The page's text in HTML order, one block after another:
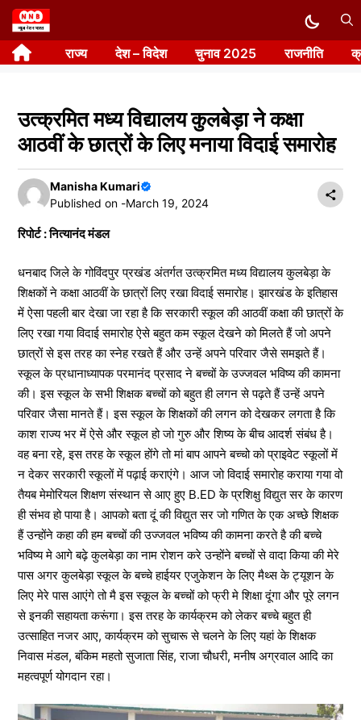
Skip
to
content राज्य देश – विदेश चुनाव 2025 राजनीति
उत्क्रमित मध्य विद्यालय कुलबेड़ा ने कक्षा
आठवीं के छात्रों के लिए मनाया विदाई समारोह
Manisha Kumari
Published on -March 19, 2024
रिपोर्ट : नित्यानंद मंडल
धनबाद जिले के गोविंदपुर प्रखंड अंतर्गत उत्क्रमित मध्य विद्यालय कुलबेड़ा के
शिक्षकों ने कक्षा आठवीं के छात्रों लिए रखा विदाई समारोह। झारखंड के इतिहास
में ऐसा पहली बार देखा जा रहा है कि सरकारी स्कूल की आठवीं कक्षा की छात्रों के
लिए रखा गया विदाई समारोह ऐसे बहुत कम स्कूल देखने को मिलते हैं जो अपने
छात्रों से इस तरह का स्नेह रखते हैं और उन्हें अपने परिवार जैसे समझते हैं।
स्कूल के प्रधानाध्यापक परमानंद प्रसाद ने बच्चों के उज्जवल भविष्य की कामना
की। इस स्कूल के सभी शिक्षक बच्चों को बहुत ही लगन से पढ़ते हैं उन्हें अपने
परिवार जैसा मानते हैं। इस स्कूल के शिक्षकों की लगन को देखकर लगता है कि
काश राज्य भर में ऐसे और स्कूल हो जो गुरु और शिष्य के बीच आदर्श संबंध है।
वह बना रहे, इस तरह के स्कूल होंगे तो मां बाप आपने बच्चो को प्राइवेट स्कूलों में
न देकर सरकारी स्कूलों में पढ़ाई कराएंगे। आज जो विदाई समारोह कराया गया वो
तैयब मेमोरियल शिक्षण संस्थान से आए हुए B.ED के प्रशिक्षु विद्युत सर के कारण
ही संभव हो पाया है। आपको बता दूं की विद्युत सर जो गणित के एक अच्छे शिक्षक
हैं उन्होंने कहा की हम बच्चों की उज्जवल भविष्य की कामना करते है की बच्चे
भविष्य मे आगे बढ़े कुलबेड़ा का नाम रोशन करे उन्होंने बच्चों से वादा किया की मेरे
पास अगर कुलबेड़ा स्कूल के बच्चे हाईयर एजुकेशन के लिए मैथ्स के ट्यूशन के
लिए मेरे पास आएंगे तो मै इस स्कूल के बच्चों को फ्री मे शिक्षा दूंगा और पूरे लगन
से इनकी सहायता करूंगा। इस तरह के कार्यक्रम को लेकर बच्चे बहुत ही
उत्साहित नजर आए, कार्यक्रम को सुचारू से चलने के लिए यहां के शिक्षक
निवास मंडल, बंकिम महतो सुजाता सिंह, राजा चौधरी, मनीष अग्रवाल आदि का
महत्वपूर्ण योगदान रहा।